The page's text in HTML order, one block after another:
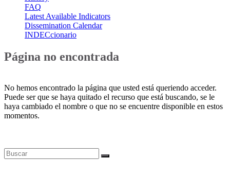
FAQ
Latest Available Indicators
Dissemination Calendar
INDECcionario
Página no encontrada
No hemos encontrado la página que usted está queriendo acceder.
Puede ser que se haya quitado el recurso que está buscando, se le
haya cambiado el nombre o que no se encuentre disponible en estos
momentos.